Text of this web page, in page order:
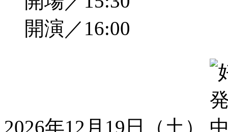
開演／16:00
2026年12月19日（土）